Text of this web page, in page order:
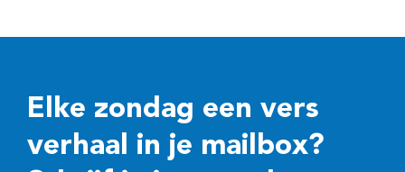
Elke zondag een vers
verhaal in je mailbox?